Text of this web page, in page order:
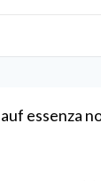
essenza